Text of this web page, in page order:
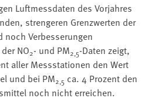
Luftmessdaten des Vorjahres
strengeren Grenzwerten der
noch Verbesserungen
NO2- und PM2,5-Daten zeigt,
aller Messstationen den Wert
und bei PM2,5 ca. 4 Prozent den
noch nicht erreichen.